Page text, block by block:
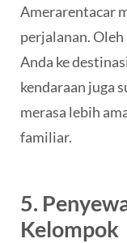
Amerarentacar
perjalanan.
Anda ke
kendaraan juga
merasa lebih
familiar.
5.
Kelompok